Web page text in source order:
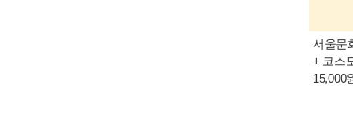
서울문
+ 코스
15,000